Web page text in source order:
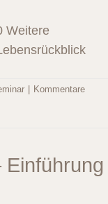
Weitere
| Kommentare
Einführung